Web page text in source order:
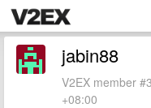
jabin88
V2EX member
+08:00